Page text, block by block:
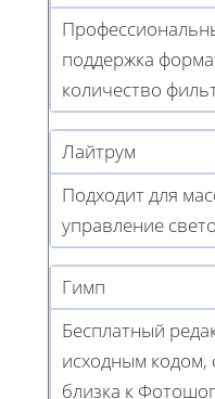
поддержка
количество
Лайтрум
Подходит для
управление
Гимп
Бесплатный
исходным кодом,
близка к